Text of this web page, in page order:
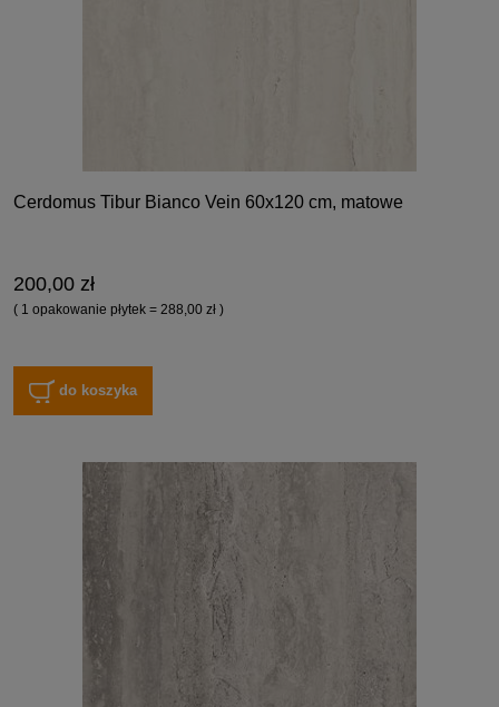
Cerdomus Tibur Bianco Vein 60x120 cm, matowe
200,00 zł
( 1 opakowanie płytek = 288,00 zł )
do koszyka